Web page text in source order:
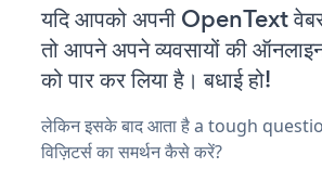
यदि आपको अपनी OpenText
तो आपने अपने व्यवसायों की
को पार कर लिया है। बधाई हो!
लेकिन इसके बाद आता है a tough
विज़िटर्स का समर्थन कैसे करें?